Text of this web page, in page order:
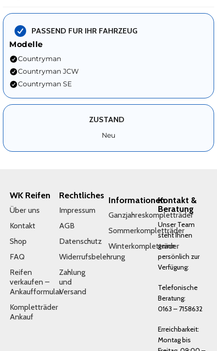
PASSEND FUR IHR FAHRZEUG
Modelle
Countryman
Countryman JCW
Countryman SE
ZUSTAND
Neu
WK Reifen
Über uns
Kontakt
Shop
FAQ
Reifen
verkaufen –
Ankaufformular
Kompletträder
Ankauf
Rechtliches
Impressum
AGB
Datenschutz
Widerrufsbelehrung
Zahlung
und
Versand
Informationen
Ganzjahreskompletträder
Sommerkompletträder
Winterkompletträder
Kontakt &
Beratung
Unser Team
steht Ihnen
gerne
persönlich zur
Verfügung:
Telefonische
Beratung:
0163 – 7158632
Erreichbarkeit:
Montag bis